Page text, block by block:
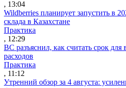
, 13:04
Wildberries планирует запустить в
склада в Казахстане
Практика
, 12:29
ВС разъяснил, как считать срок для
расходов
Практика
, 11:12
Утренний обзор за 4 августа: